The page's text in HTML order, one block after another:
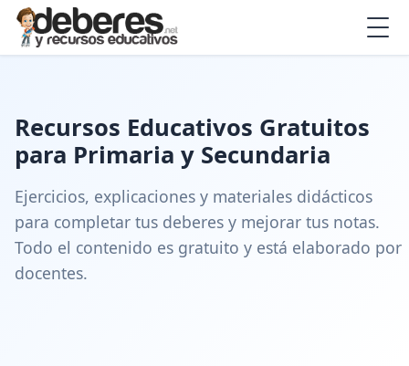
Recursos Educativos Gratuitos
para Primaria y Secundaria
Ejercicios, explicaciones y materiales didácticos
para completar tus deberes y mejorar tus notas.
Todo el contenido es gratuito y está elaborado por
docentes.